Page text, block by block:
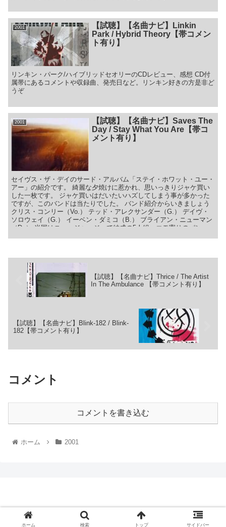
2001
【試聴】【名曲ナビ】Linkin
Park / Hybrid Theory【帯コメン
ト有り】
リンキン・パーク/ハイブリッドセオリーのCDレビュー、感想 CD付
属帯にあるコメントや収録曲、発売日など。リンキン好きの方是非ど
うぞ
2001
【試聴】【名曲ナビ】Saves The
Day / Stay What You Are【帯コ
メント有り】
セイヴス・ザ・デイのサード・アルバム「ステイ・ホワット・ユー・
アー」の紹介です。 綺麗な夕焼けに惹かれ、思いっきりジャケ買い
した一枚です。 ジャケ買いはだいたいハズしてしまう事が多かった
ですが、このバンドは当たりでした。 バンド紹介からいきましょう
クリス・コンリー（Vo.） テッド・アレクサンダー（G.） デイヴ・
ソロウェイ（G.） イーベン・ダミコ（B.） ブライアン・ニューマン
（Dr.） 米国はニュージャージーで結成の5人組。エモ寄りのパン
【試聴】【名曲ナビ】Thrice / The Artist
In The Ambulance 【帯コメント有り】
【試聴】【名曲ナビ】Blink-182 / Blink-
182【帯コメント有り】
コメント
コメントを書き込む
ホーム 2001
ケイスケ７ブログ
© 2020 ケイスケ７ブログ.
ホーム 検索 トップ サイドバー